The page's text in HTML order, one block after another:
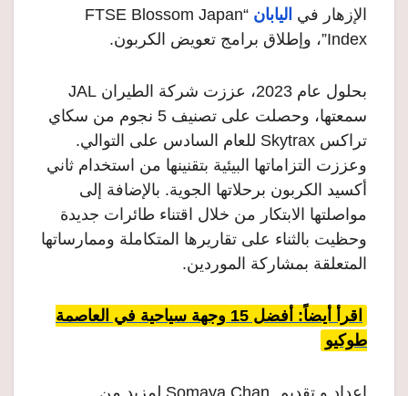
الإزهار في اليابان
“FTSE Blossom Japan
Index”، وإطلاق برامج تعويض الكربون.
بحلول عام 2023، عززت شركة الطيران JAL
سمعتها، وحصلت على تصنيف 5 نجوم من سكاي
تراكس Skytrax للعام السادس على التوالي.
وعززت التزاماتها البيئية بتقنينها من استخدام ثاني
أكسيد الكربون برحلاتها الجوية. بالإضافة إلى
مواصلتها الابتكار من خلال اقتناء طائرات جديدة
وحظيت بالثناء على تقاريرها المتكاملة وممارساتها
المتعلقة بمشاركة الموردين.
اقرأ أيضاً: أفضل 15 وجهة سياحية في العاصمة
طوكيو
إعداد و تقديم Somaya Chan لمزيد من